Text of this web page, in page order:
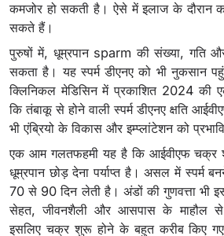
कमजोर हो सकती है। ऐसे में इलाज के दौरान
सकते हैं।
पुरुषों में, धूम्रपान sparm की संख्या, गति
सकता है। यह स्पर्म डीएनए को भी नुकसान
क्लिनिकल मेडिसिन में प्रकाशित 2024 की
कि तंबाकू से होने वाली स्पर्म डीएनए क्षति
भी एंब्रियो के विकास और इम्प्लांटेशन को
एक आम गलतफहमी यह है कि आईवीएफ चक्र
धूम्रपान छोड़ देना पर्याप्त है। असल में स्पर्म
70 से 90 दिन लेती है। अंडों की गुणवत्ता भी
सेहत, जीवनशैली और आसपास के माहौल से
इसलिए चक्र शुरू होने के बहुत करीब किए